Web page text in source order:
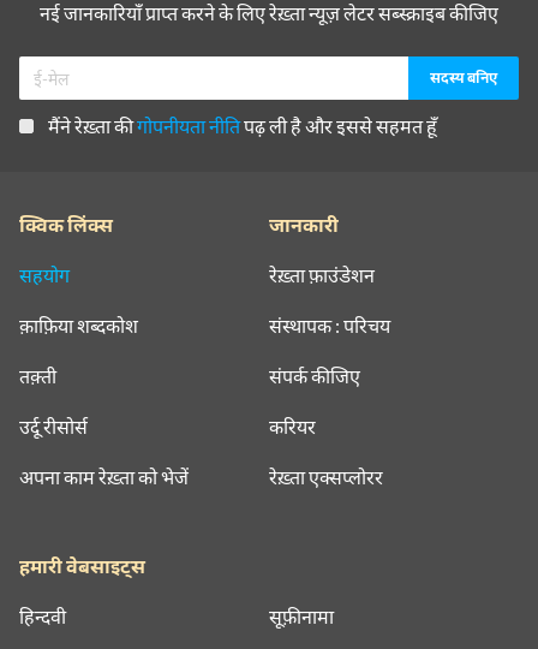
नई जानकारियाँ प्राप्त करने के लिए रेख़्ता न्यूज़ लेटर सब्स्क्राइब कीजिए
मैंने रेख़्ता कीगोपनीयता नीतिपढ़ ली है और इससे सहमत हूँ
क्विक लिंक्स
सहयोग
क़ाफ़िया शब्दकोश
तक़्ती
उर्दू रीसोर्स
अपना काम रेख़्ता को भेजें
जानकारी
रेख़्ता फ़ाउंडेशन
संस्थापक : परिचय
संपर्क कीजिए
करियर
रेख़्ता एक्सप्लोरर
हमारी वेबसाइट्स
हिन्दवी सूफ़ीनामा